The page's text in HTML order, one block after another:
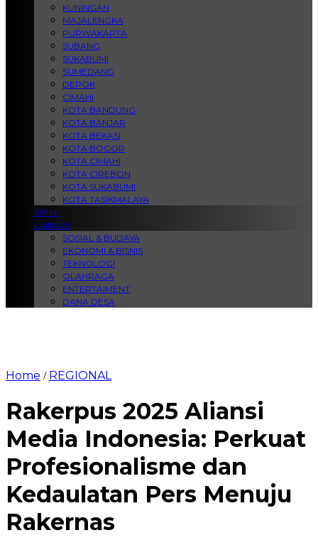
KUNINGAN
MAJALENGKA
PURWAKARTA
SUBANG
SUKABUMI
SUMEDANG
DEPOK
CIMAHI
KOTA BANDUNG
KOTA BANJAR
KOTA BEKASI
KOTA BOGOR
KOTA CIMAHI
KOTA CIREBON
KOTA SUKABUMI
KOTA TASIKMALAYA
OPINI
LAINNYA
SOSIAL & BUDAYA
EKONOMI & BISNIS
TEKNOLOGI
OLAHRAGA
ENTERTAIMENT
DANA DESA
Home / REGIONAL
Rakerpus 2025 Aliansi
Media Indonesia: Perkuat
Profesionalisme dan
Kedaulatan Pers Menuju
Rakernas